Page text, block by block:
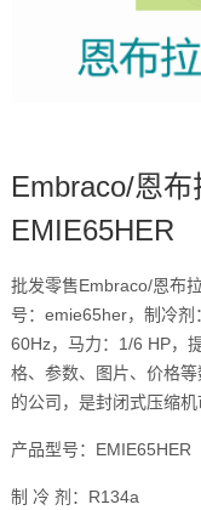
Embraco/恩布
EMIE65HER
批发零售Embraco/恩布
号：emie65her，制冷
60Hz，马力：1/6 HP，
格、参数、图片、价格
的公司，是封闭式压缩机
产品型号：EMIE65HER
制 冷 剂：R134a